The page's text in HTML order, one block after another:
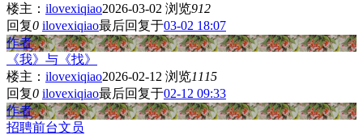
楼主： ilovexiqiao2026-03-02 浏览912
回复0 ilovexiqiao最后回复于03-02 18:07
作者
《我》与《找》
楼主： ilovexiqiao2026-02-12 浏览1115
回复0 ilovexiqiao最后回复于02-12 09:33
作者
招聘前台文员